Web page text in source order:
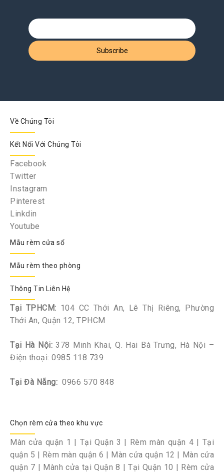
Về Chúng Tôi
Kết Nối Với Chúng Tôi
Facebook
Twitter
Instagram
Pinterest
Linkdin
Youtube
Mẫu rèm cửa sổ
Mẫu rèm theo phòng
Thông Tin Liên Hệ
Tại TPHCM: 104 CC Thới An, Lê Thị Riêng, Phường
Thới An, Quận 12, TPHCM
Tại Hà Nội:378 Minh Khai, Q. Hai Bà Trưng, Hà Nội –
Điện thoại: 0985 118 739
Tại Đà Nẵng: 0966 570 848
Chọn rèm cửa theo khu vực
Màn cửa quận 1 Tại Quận 3 Rèm màn quận 4
Tại
quận 5
Rèm màn quận 6 Màn cửa quận 12
Màn cửa
quận 7
Mành cửa tại Quận 8 Tại Quận 10 Rèm cửa